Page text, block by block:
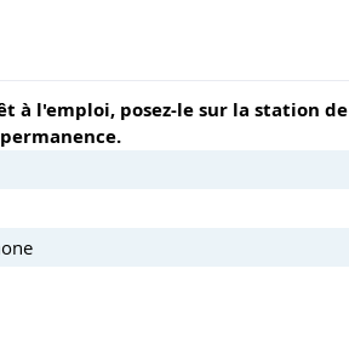
à l'emploi, posez-le sur la station de